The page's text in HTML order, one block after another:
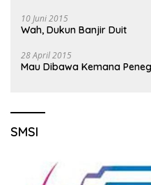
10 Juni 2015
Wah, Dukun Banjir Duit
28 April 2015
Mau Dibawa Kemana
SMSI